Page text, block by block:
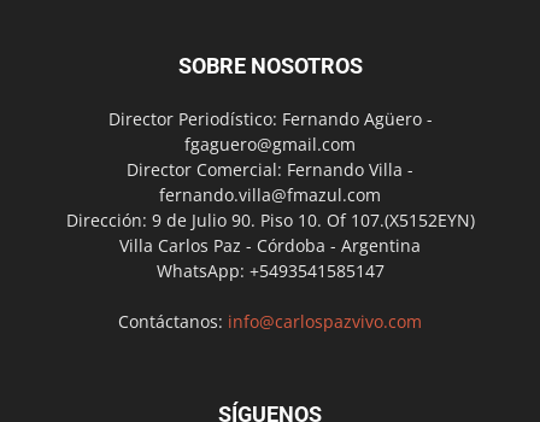
SOBRE NOSOTROS
Director Periodístico: Fernando Agüero -
fgaguero@gmail.com
Director Comercial: Fernando Villa -
fernando.villa@fmazul.com
Dirección: 9 de Julio 90. Piso 10. Of 107.(X5152EYN)
Villa Carlos Paz - Córdoba - Argentina
WhatsApp: +5493541585147
Contáctanos: info@carlospazvivo.com
SÍGUENOS